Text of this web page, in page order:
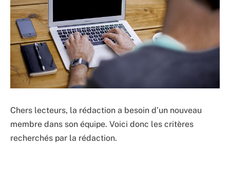
Chers lecteurs, la rédaction a besoin d’un nouveau
membre dans son équipe. Voici donc les critères
recherchés par la rédaction.